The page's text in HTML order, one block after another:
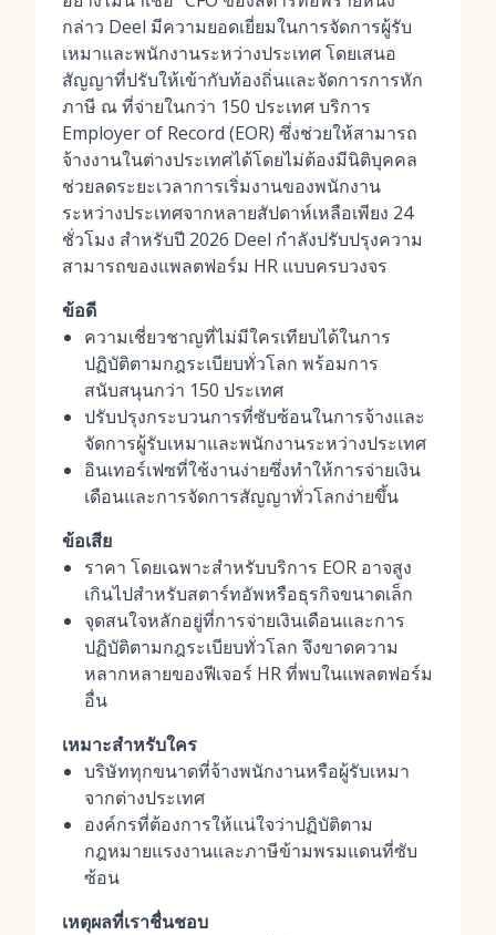
กล่าว Deel มีความยอดเยี่ยมในการจัดการผู้รับ
เหมาและพนักงานระหว่างประเทศ โดยเสนอ
สัญญาที่ปรับให้เข้ากับท้องถิ่นและจัดการการหัก
ภาษี ณ ที่จ่ายในกว่า 150 ประเทศ บริการ
Employer of Record (EOR) ซึ่งช่วยให้สามารถ
จ้างงานในต่างประเทศได้โดยไม่ต้องมีนิติบุคคล
ช่วยลดระยะเวลาการเริ่มงานของพนักงาน
ระหว่างประเทศจากหลายสัปดาห์เหลือเพียง 24
ชั่วโมง สำหรับปี 2026 Deel กำลังปรับปรุงความ
สามารถของแพลตฟอร์ม HR แบบครบวงจร
ข้อดี
ความเชี่ยวชาญที่ไม่มีใครเทียบได้ในการ
ปฏิบัติตามกฎระเบียบทั่วโลก พร้อมการ
สนับสนุนกว่า 150 ประเทศ
ปรับปรุงกระบวนการที่ซับซ้อนในการจ้างและ
จัดการผู้รับเหมาและพนักงานระหว่างประเทศ
อินเทอร์เฟซที่ใช้งานง่ายซึ่งทำให้การจ่ายเงิน
เดือนและการจัดการสัญญาทั่วโลกง่ายขึ้น
ข้อเสีย
ราคา โดยเฉพาะสำหรับบริการ EOR อาจสูง
เกินไปสำหรับสตาร์ทอัพหรือธุรกิจขนาดเล็ก
จุดสนใจหลักอยู่ที่การจ่ายเงินเดือนและการ
ปฏิบัติตามกฎระเบียบทั่วโลก จึงขาดความ
หลากหลายของฟีเจอร์ HR ที่พบในแพลตฟอร์ม
อื่น
เหมาะสำหรับใคร
บริษัททุกขนาดที่จ้างพนักงานหรือผู้รับเหมา
จากต่างประเทศ
องค์กรที่ต้องการให้แน่ใจว่าปฏิบัติตาม
กฎหมายแรงงานและภาษีข้ามพรมแดนที่ซับ
ซ้อน
เหตุผลที่เราชื่นชอบ